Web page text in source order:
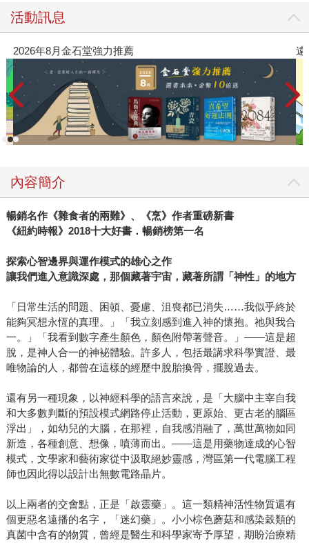
活動訊息
遠流童書展75折起
內容簡介
暢銷名作《雜食者的兩難》、《烹》作者重磅新書
《紐約時報》 2018十大好書． 暢銷榜第一名
探索心智邊界與運作模式的雄心之作
讓我們進入意識深處， 那個藏著宇宙，藏著所謂「神性」的地方
「日常生活的問題、困頓、憂慮、沮喪都已消失……我似乎終於
能夠冥想永恆的真理。」「我立刻感到進入神的懷抱。祂與我合
一。」「我看到數字產生顏色，顏色附帶著聲音。」——這是超
脫，是神人合一的神袐體驗。許多人，包括最講求科學實證、最
唯物論的人，都曾在這樣的經歷中脫胎換骨，擺脫過去。
還有另一種現象，以神經科學的語言來說，是「大腦中主宰自我
和大多數判斷的預設模式網路停止活動，更原始、更古老的腦區
浮出」，如幼兒的大腦，在那裡，自我感消融了，萬世萬物如同
新造，各種創意、想像，噴薄而出。——這是用藥物達成的心智
模式，文學家和藝術家從中汲取絕妙靈感，灣區第一代電腦工程
師也因此得以設計出無數電路晶片。
以上兩者的交會點，正是「啟靈藥」。這一類精神活性物質還有
個更惡名遠播的名字，「迷幻藥」。小小棕色蘑菇和感染穀類的
真菌中含有的物質，曾經是醫生和科學家寄予厚望，期盼治療精